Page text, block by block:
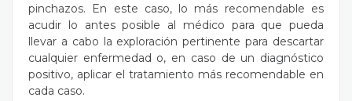
pinchazos. En este caso, lo más recomendable es
acudir lo antes posible al médico para que pueda
llevar a cabo la exploración pertinente para descartar
cualquier enfermedad o, en caso de un diagnóstico
positivo, aplicar el tratamiento más recomendable en
cada caso.